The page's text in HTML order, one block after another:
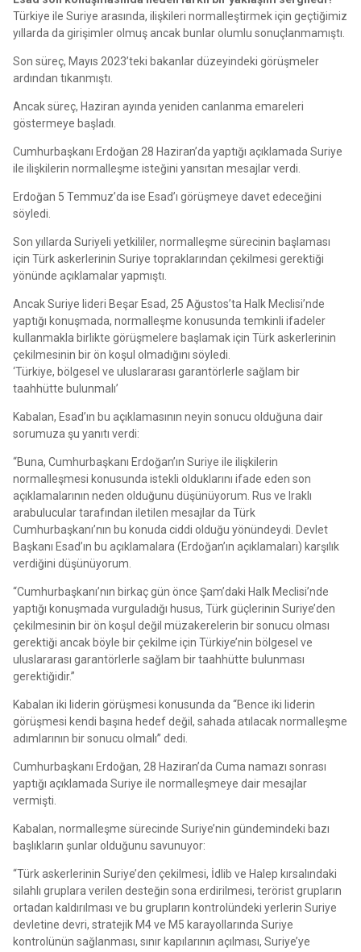
Türkiye ile Suriye arasında, ilişkileri normalleştirmek için geçtiğimiz
yıllarda da girişimler olmuş ancak bunlar olumlu sonuçlanmamıştı.
Son süreç, Mayıs 2023’teki bakanlar düzeyindeki görüşmeler
ardından tıkanmıştı.
Ancak süreç, Haziran ayında yeniden canlanma emareleri
göstermeye başladı.
Cumhurbaşkanı Erdoğan 28 Haziran’da yaptığı açıklamada Suriye
ile ilişkilerin normalleşme isteğini yansıtan mesajlar verdi.
Erdoğan 5 Temmuz’da ise Esad’ı görüşmeye davet edeceğini
söyledi.
Son yıllarda Suriyeli yetkililer, normalleşme sürecinin başlaması
için Türk askerlerinin Suriye topraklarından çekilmesi gerektiği
yönünde açıklamalar yapmıştı.
Ancak Suriye lideri Beşar Esad, 25 Ağustos’ta Halk Meclisi’nde
yaptığı konuşmada, normalleşme konusunda temkinli ifadeler
kullanmakla birlikte görüşmelere başlamak için Türk askerlerinin
çekilmesinin bir ön koşul olmadığını söyledi.
‘Türkiye, bölgesel ve uluslararası garantörlerle sağlam bir
taahhütte bulunmalı’
Kabalan, Esad’ın bu açıklamasının neyin sonucu olduğuna dair
sorumuza şu yanıtı verdi:
“Buna, Cumhurbaşkanı Erdoğan’ın Suriye ile ilişkilerin
normalleşmesi konusunda istekli olduklarını ifade eden son
açıklamalarının neden olduğunu düşünüyorum. Rus ve Iraklı
arabulucular tarafından iletilen mesajlar da Türk
Cumhurbaşkanı’nın bu konuda ciddi olduğu yönündeydi. Devlet
Başkanı Esad’ın bu açıklamalara (Erdoğan’ın açıklamaları) karşılık
verdiğini düşünüyorum.
“Cumhurbaşkanı’nın birkaç gün önce Şam’daki Halk Meclisi’nde
yaptığı konuşmada vurguladığı husus, Türk güçlerinin Suriye’den
çekilmesinin bir ön koşul değil müzakerelerin bir sonucu olması
gerektiği ancak böyle bir çekilme için Türkiye’nin bölgesel ve
uluslararası garantörlerle sağlam bir taahhütte bulunması
gerektiğidir.”
Kabalan iki liderin görüşmesi konusunda da “Bence iki liderin
görüşmesi kendi başına hedef değil, sahada atılacak normalleşme
adımlarının bir sonucu olmalı” dedi.
Cumhurbaşkanı Erdoğan, 28 Haziran’da Cuma namazı sonrası
yaptığı açıklamada Suriye ile normalleşmeye dair mesajlar
vermişti.
Kabalan, normalleşme sürecinde Suriye’nin gündemindeki bazı
başlıkların şunlar olduğunu savunuyor:
“Türk askerlerinin Suriye’den çekilmesi, İdlib ve Halep kırsalındaki
silahlı gruplara verilen desteğin sona erdirilmesi, terörist grupların
ortadan kaldırılması ve bu grupların kontrolündeki yerlerin Suriye
devletine devri, stratejik M4 ve M5 karayollarında Suriye
kontrolünün sağlanması, sınır kapılarının açılması, Suriye’ye